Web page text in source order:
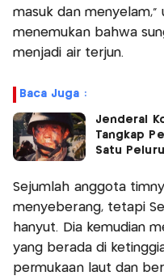
masuk dan menyelam,"
menemukan bahwa
menjadi air terjun.
Baca Juga :
Jenderal
Tangkap
Satu Peluru
Sejumlah anggota
menyeberang, tetapi
hanyut. Dia kemudian
yang berada di
permukaan laut dan